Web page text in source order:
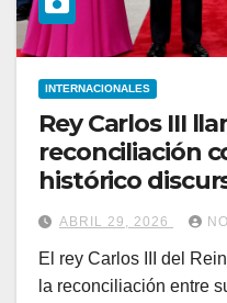
INTERNACIONALES
Rey Carlos III
reconciliación
histórico
ABRIL 29, 2026
El rey Carlos III del
la reconciliación entre